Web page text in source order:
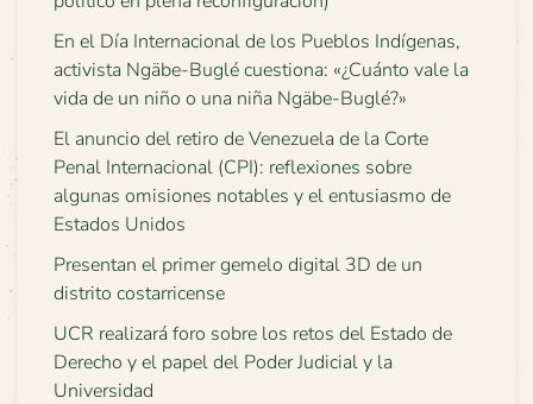
En el Día Internacional de los Pueblos Indígenas,
activista Ngäbe-Buglé cuestiona: «¿Cuánto vale la
vida de un niño o una niña Ngäbe-Buglé?»
El anuncio del retiro de Venezuela de la Corte
Penal Internacional (CPI): reflexiones sobre
algunas omisiones notables y el entusiasmo de
Estados Unidos
Presentan el primer gemelo digital 3D de un
distrito costarricense
UCR realizará foro sobre los retos del Estado de
Derecho y el papel del Poder Judicial y la
Universidad